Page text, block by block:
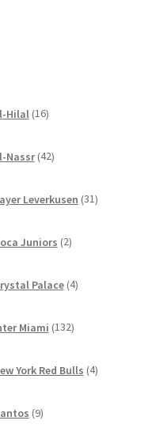
Hilal 16izdelkov
Nassr 42izdelkov
Leverkusen 31izdelkov
Juniors 2izdelka
Palace 4izdelki
Miami 132izdelkov
York Red Bulls 4izdelki
9izdelkov